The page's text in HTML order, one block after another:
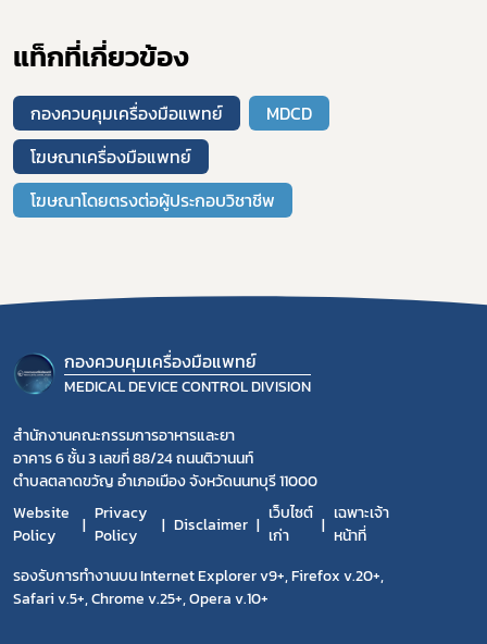
แท็กที่เกี่ยวข้อง
กองควบคุมเครื่องมือแพทย์
MDCD
โฆษณาเครื่องมือแพทย์
โฆษณาโดยตรงต่อผู้ประกอบวิชาชีพ
กองควบคุมเครื่องมือแพทย์
MEDICAL DEVICE CONTROL DIVISION
สำนักงานคณะกรรมการอาหารและยา
อาคาร 6 ชั้น 3 เลขที่ 88/24 ถนนติวานนท์
ตำบลตลาดขวัญ อำเภอเมือง จังหวัดนนทบุรี 11000
Website
Policy
Privacy
Policy
Disclaimer
เว็บไซต์
เก่า
เฉพาะเจ้า
หน้าที่
รองรับการทำงานบน Internet Explorer v9+, Firefox v.20+,
Safari v.5+, Chrome v.25+, Opera v.10+